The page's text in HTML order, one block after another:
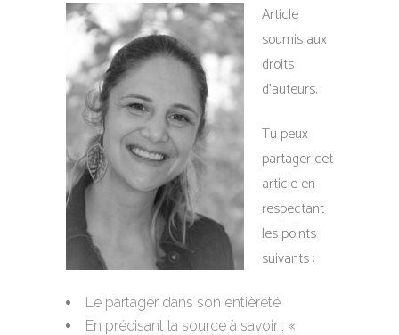
Article
soumis aux
droits
d’auteurs.
Tu peux
partager cet
article en
respectant
les points
suivants :
Le partager dans son entièreté
En précisant la source à savoir : «